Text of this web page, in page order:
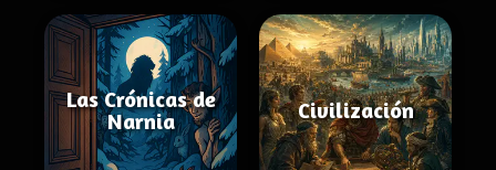
Las Crónicas de
Narnia
Civilización